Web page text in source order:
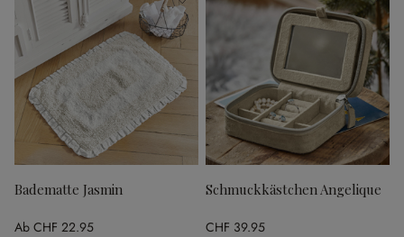
Badematte Jasmin
Ab CHF 22.95
Schmuckkästchen Angelique
CHF 39.95